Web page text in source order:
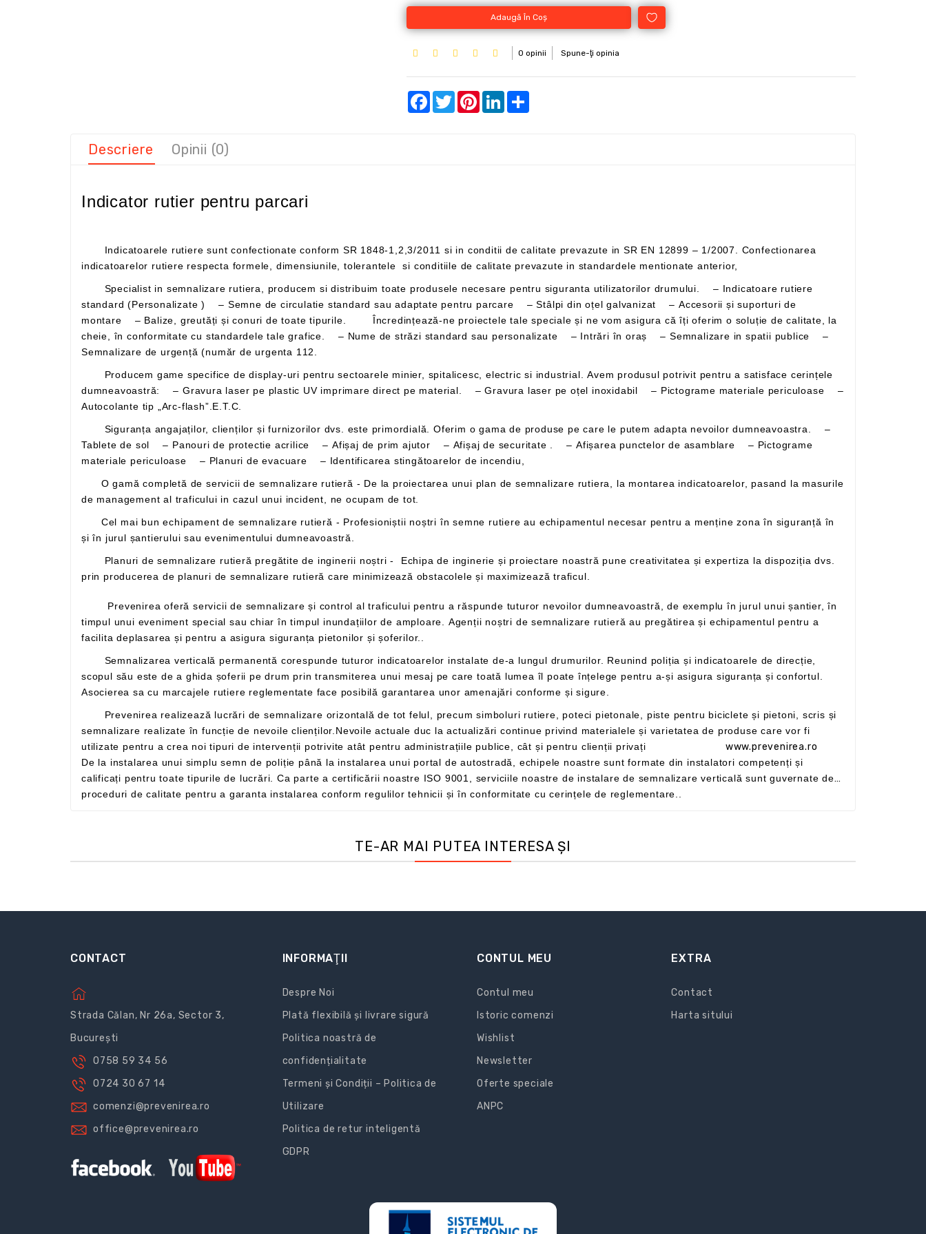
Adaugă În Coş
0 opinii Spune-ţi opinia
Facebook
TwitterPinterestLinkedInShare
Descriere Opinii (0)
Indicator rutier pentru parcari
Indicatoarele rutiere sunt confectionate conform SR 1848-1,2,3/2011 si in conditii de calitate prevazute in SR EN 12899 – 1/2007. Confectionarea
indicatoarelor rutiere respecta formele, dimensiunile, tolerantele si conditiile de calitate prevazute in standardele mentionate anterior,
standard (Personalizate ) – Semne de circulatie standard sau adaptate pentru parcare – Stâlpi din oțel galvanizat – Accesorii și suporturi de
montare – Balize, greutăți și conuri de toate tipurile. Încredințează-ne proiectele tale speciale și ne vom asigura că îți oferim o soluție de calitate, la
cheie, în conformitate cu standardele tale grafice. – Nume de străzi standard sau personalizate – Intrări în oraș – Semnalizare in spatii publice –
Semnalizare de urgență (număr de urgenta 112.
dumneavoastră: – Gravura laser pe plastic UV imprimare direct pe material. – Gravura laser pe oțel inoxidabil – Pictograme materiale periculoase –
Autocolante tip „Arc-flash”.E.T.C.
Tablete de sol – Panouri de protectie acrilice – Afișaj de prim ajutor – Afișaj de securitate . – Afișarea punctelor de asamblare – Pictograme
materiale periculoase – Planuri de evacuare – Identificarea stingătoarelor de incendiu,
de management al traficului in cazul unui incident, ne ocupam de tot.
Cel mai bun echipament de semnalizare rutieră - Profesioniștii noștri în semne rutiere au echipamentul necesar pentru a menține zona în siguranță în
și în jurul șantierului sau evenimentului dumneavoastră.
prin producerea de planuri de semnalizare rutieră care minimizează obstacolele și maximizează traficul.
timpul unui eveniment special sau chiar în timpul inundațiilor de amploare. Agenții noștri de semnalizare rutieră au pregătirea și echipamentul pentru a
facilita deplasarea și pentru a asigura siguranța pietonilor și șoferilor..
scopul său este de a ghida șoferii pe drum prin transmiterea unui mesaj pe care toată lumea îl poate înțelege pentru a-și asigura siguranța și confortul.
Asocierea sa cu marcajele rutiere reglementate face posibilă garantarea unor amenajări conforme și sigure.
semnalizare realizate în funcție de nevoile clienților.Nevoile actuale duc la actualizări continue privind materialele și varietatea de produse care vor fi
utilizate pentru a crea noi tipuri de intervenții potrivite atât pentru administrațiile publice, cât și pentru clienții privați www.prevenirea.ro
De la instalarea unui simplu semn de poliție până la instalarea unui portal de autostradă, echipele noastre sunt formate din instalatori competenți și
calificați pentru toate tipurile de lucrări. Ca parte a certificării noastre ISO 9001, serviciile noastre de instalare de semnalizare verticală sunt guvernate de
proceduri de calitate pentru a garanta instalarea conform regulilor tehnicii și în conformitate cu cerințele de reglementare..
TE-AR MAI PUTEA INTERESA ȘI
CONTACT
Strada Călan, Nr 26a, Sector 3,
București
0758 59 34 56
0724 30 67 14
comenzi@prevenirea.ro
office@prevenirea.ro
INFORMAŢII
Despre Noi
Plată flexibilă și livrare sigură
Politica noastră de
confidențialitate
Termeni și Condiții – Politica de
Utilizare
Politica de retur inteligentă
GDPR
CONTUL MEU
Contul meu
Istoric comenzi
Wishlist
Newsletter
Oferte speciale
ANPC
EXTRA
Contact
Harta sitului